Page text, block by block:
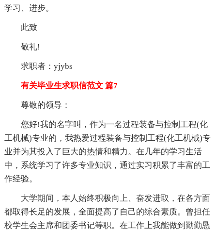
学习、进步。
此致
敬礼!
求职者：yjybs
有关毕业生求职信范文 篇7
尊敬的领导：
您好!我的名字叫，作为一名过程装备与控制工程(化
工机械)专业的，我热爱过程装备与控制工程(化工机械)专
业并为其投入了巨大的热情和精力。在几年的学习生活
中，系统学习了许多专业知识，通过实习积累了丰富的工
作经验。
大学期间，本人始终积极向上、奋发进取，在各方面
都取得长足的发展，全面提高了自己的综合素质。曾担任
校学生会主席和团委书记等职。在工作上我能做到勤勤恳